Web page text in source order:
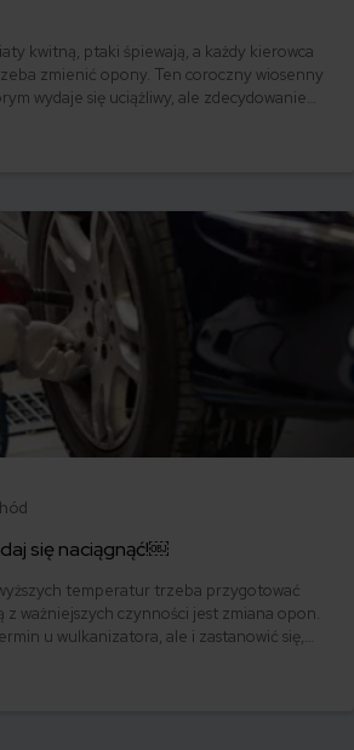
kwitną, ptaki śpiewają, a każdy kierowca
zmienić opony. Ten coroczny wiosenny
wydaje się uciążliwy, ale zdecydowanie
jak najlepiej prowadziło się wiosną i
się naciągnąć!￼
temperatur trzeba przygotować
z ważniejszych czynności jest zmiana opon.
u wulkanizatora, ale i zastanowić się,